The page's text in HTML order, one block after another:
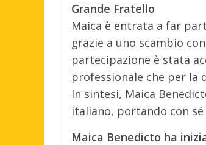
Grande Fratello
Maica è entrata a far
grazie a uno scambio
partecipazione è stata
professionale che per la
In sintesi, Maica
italiano, portando con sé
Maica Benedicto ha